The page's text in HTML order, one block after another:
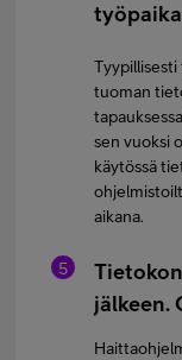
tuoman
sen vuoksi
käytössä
aikana.
jälkeen.